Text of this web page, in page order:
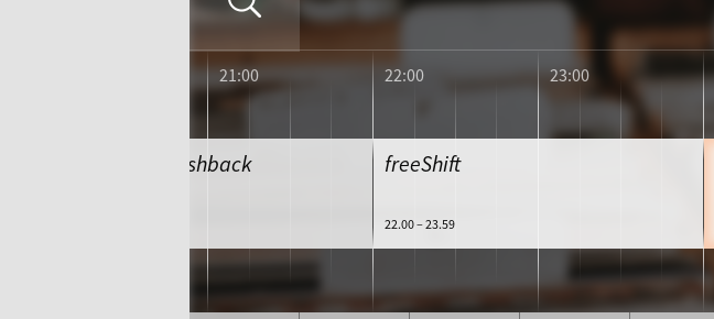
Rock'n'Roll Flashback freeShift
22.00 – 23.59
21:00 22:00
23:00